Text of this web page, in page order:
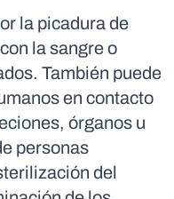
la picadura de
la sangre o
También puede
en contacto
órganos u
personas
del